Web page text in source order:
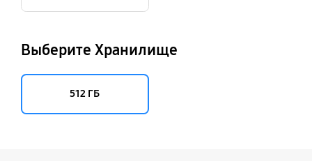
Выберите Хранилище
512 ГБ